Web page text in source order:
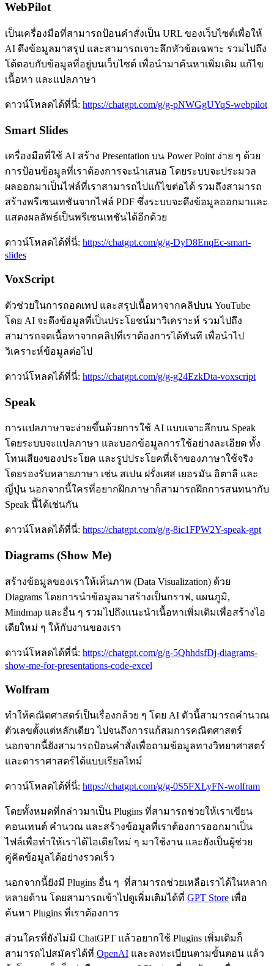
WebPilot
เป็นเครื่องมือที่สามารถป้อนคำสั่งเป็น URL ของเว็บไซต์เพื่อให้
AI ดึงข้อมูลมาสรุป และสามารถเจาะลึกหัวข้อเฉพาะ รวมไปถึง
โต้ตอบกับข้อมูลที่อยู่บนเว็บไซต์ เพื่อนำมาค้นหาเพิ่มเติม แก้ไข
เนื้อหา และแปลภาษา
ดาวน์โหลดได้ที่นี่: https://chatgpt.com/g/g-pNWGgUYqS-webpilot
Smart Slides
เครื่องมือที่ใช้ AI สร้าง Presentation บน Power Point ง่าย ๆ ด้วย
การป้อนข้อมูลที่เราต้องการจะนำเสนอ โดยระบบจะประมวล
ผลออกมาเป็นไฟล์ที่เราสามารถไปแก้ไขต่อได้ รวมถึงสามารถ
สร้างพรีเซนเทชันจากไฟล์ PDF ซึ่งระบบจะดึงข้อมูลออกมาและ
แสดงผลลัพธ์เป็นพรีเซนเทชันได้อีกด้วย
ดาวน์โหลดได้ที่นี่: https://chatgpt.com/g/g-DyD8EnqEc-smart-
slides
VoxScript
ตัวช่วยในการถอดเทป และสรุปเนื้อหาจากคลิปบน YouTube
โดย AI จะดึงข้อมูลที่เป็นประโยชน์มาวิเคราะห์ รวมไปถึง
สามารถจดเนื้อหาจากคลิปที่เราต้องการได้ทันที เพื่อนำไป
วิเคราะห์ข้อมูลต่อไป
ดาวน์โหลดได้ที่นี่: https://chatgpt.com/g/g-g24EzkDta-voxscript
Speak
การแปลภาษาจะง่ายขึ้นด้วยการใช้ AI แบบเจาะลึกบน Speak
โดยระบบจะแปลภาษา และบอกข้อมูลการใช้อย่างละเอียด ทั้ง
โทนเสียงของประโยค และรูปประโยคที่เจ้าของภาษาใช้จริง
โดยรองรับหลายภาษา เช่น สเปน ฝรั่งเศส เยอรมัน อิตาลี และ
ญี่ปุ่น นอกจากนี้ใครที่อยากฝึกภาษาก็สามารถฝึกการสนทนากับ
Speak นี้ได้เช่นกัน
ดาวน์โหลดได้ที่นี่: https://chatgpt.com/g/g-8ic1FPW2Y-speak-gpt
Diagrams (Show Me)
สร้างข้อมูลของเราให้เห็นภาพ (Data Visualization) ด้วย
Diagrams โดยการนำข้อมูลมาสร้างเป็นกราฟ, แผนภูมิ,
Mindmap และอื่น ๆ รวมไปถึงแนะนำเนื้อหาเพิ่มเติมเพื่อสร้างไอ
เดียใหม่ ๆ ให้กับงานของเรา
ดาวน์โหลดได้ที่นี่: https://chatgpt.com/g/g-5QhhdsfDj-diagrams-
show-me-for-presentations-code-excel
Wolfram
ทำให้คณิตศาสตร์เป็นเรื่องกล้วย ๆ โดย AI ตัวนี้สามารถคำนวณ
ตัวเลขตั้งแต่หลักเดียว ไปจนถึงการแก้สมการคณิตศาสตร์
นอกจากนี้ยังสามารถป้อนคำสั่งเพื่อถามข้อมูลทางวิทยาศาสตร์
และดาราศาสตร์ได้แบบเรียลไทม์
ดาวน์โหลดได้ที่นี่: https://chatgpt.com/g/g-0S5FXLyFN-wolfram
โดยทั้งหมดที่กล่าวมาเป็น Plugins ที่สามารถช่วยให้เราเขียน
คอนเทนต์ คำนวณ และสร้างข้อมูลที่เราต้องการออกมาเป็น
ไฟล์เพื่อทำให้เราได้ไอเดียใหม่ ๆ มาใช้งาน และยังเป็นผู้ช่วย
คู่คิดข้อมูลได้อย่างรวดเร็ว
นอกจากนี้ยังมี Plugins อื่น ๆ ที่สามารถช่วยเหลือเราได้ในหลาก
หลายด้าน โดยสามารถเข้าไปดูเพิ่มเติมได้ที่ GPT Store เพื่อ
ค้นหา Plugins ที่เราต้องการ
ส่วนใครที่ยังไม่มี ChatGPT แล้วอยากใช้ Plugins เพิ่มเติมก็
สามารถไปสมัครได้ที่ OpenAI และลงทะเบียนตามขั้นตอน แล้ว